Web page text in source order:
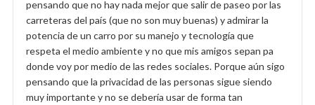
pensando que no hay nada mejor que salir de paseo por las
carreteras del país (que no son muy buenas) y admirar la
potencia de un carro por su manejo y tecnología que
respeta el medio ambiente y no que mis amigos sepan pa
donde voy por medio de las redes sociales. Porque aún sigo
pensando que la privacidad de las personas sigue siendo
muy importante y no se debería usar de forma tan